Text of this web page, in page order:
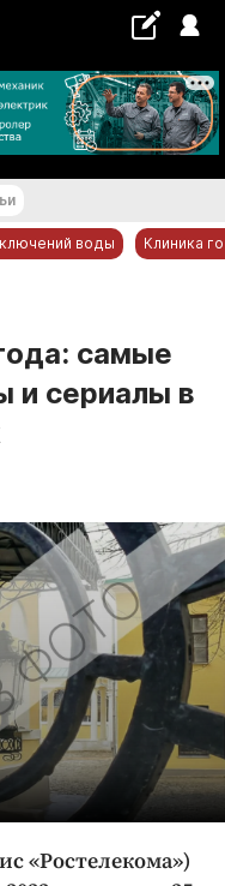
°С
воды Клиника
самые
и сериалы в
«Ростелекома»)